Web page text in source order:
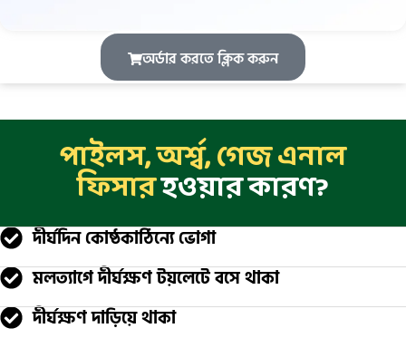
অর্ডার করতে ক্লিক করুন
পাইলস, অর্শ্ব, গেজ এনাল
ফিসারহওয়ার কারণ?
দীর্ঘদিন কোষ্ঠকাঠিন্যে ভোগা
মলত্যাগে দীর্ঘক্ষণ টয়লেটে বসে থাকা
দীর্ঘক্ষণ দাড়িয়ে থাকা